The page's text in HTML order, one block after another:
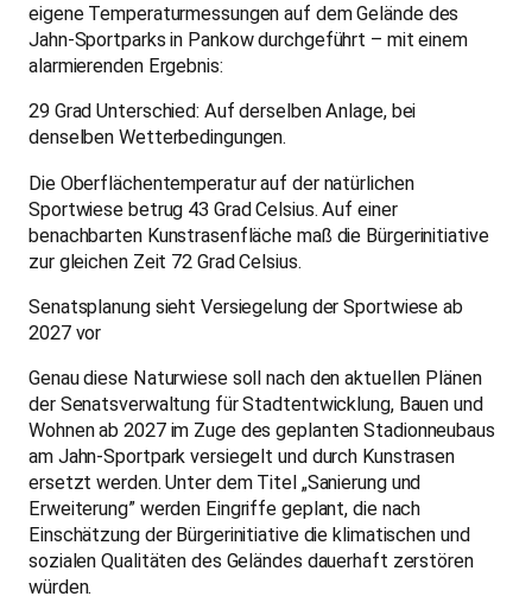
eigene Temperaturmessungen auf dem Gelände des
Jahn-Sportparks in Pankow durchgeführt – mit einem
alarmierenden Ergebnis:
29 Grad Unterschied: Auf derselben Anlage, bei
denselben Wetterbedingungen.
Die Oberflächentemperatur auf der natürlichen
Sportwiese betrug 43 Grad Celsius. Auf einer
benachbarten Kunstrasenfläche maß die Bürgerinitiative
zur gleichen Zeit 72 Grad Celsius.
Senatsplanung sieht Versiegelung der Sportwiese ab
2027 vor
Genau diese Naturwiese soll nach den aktuellen Plänen
der Senatsverwaltung für Stadtentwicklung, Bauen und
Wohnen ab 2027 im Zuge des geplanten Stadionneubaus
am Jahn-Sportpark versiegelt und durch Kunstrasen
ersetzt werden. Unter dem Titel „Sanierung und
Erweiterung” werden Eingriffe geplant, die nach
Einschätzung der Bürgerinitiative die klimatischen und
sozialen Qualitäten des Geländes dauerhaft zerstören
würden.